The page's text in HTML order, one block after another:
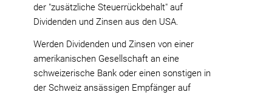
der "zusätzliche Steuerrückbehalt" auf
Dividenden und Zinsen aus den USA.
Werden Dividenden und Zinsen von einer
amerikanischen Gesellschaft an eine
schweizerische Bank oder einen sonstigen in
der Schweiz ansässigen Empfänger auf